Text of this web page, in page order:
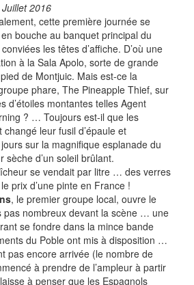
2016
cette première journée se
bouche au banquet principal du
les têtes d’affiche. D’où une
à la Sala Apolo, sorte de grande
de Montjuic. Mais est-ce la
phare, The Pineapple Thief, sur
d’étoiles montantes telles Agent
? … Toujours est-il que les
leur fusil d’épaule et
sur la magnifique esplanade du
sèche d’un soleil brûlant.
se vendait par litre … des verres
prix d’une pinte en France !
, le premier groupe local, ouvre le
pas nombreux devant la scène … une
se fondre dans la mince bande
du Poble ont mis à disposition …
pas encore arrivée (le nombre de
à prendre de l’ampleur à partir
à penser que les Espagnols